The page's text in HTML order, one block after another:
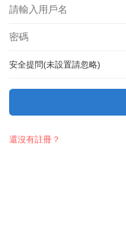
安全提問(未設置請忽略)
還沒有註冊？